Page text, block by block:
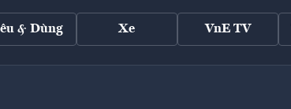
& Dùng Xe VnE TV